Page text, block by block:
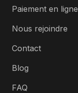
Paiement en ligne
Nous rejoindre
Contact
Blog
FAQ